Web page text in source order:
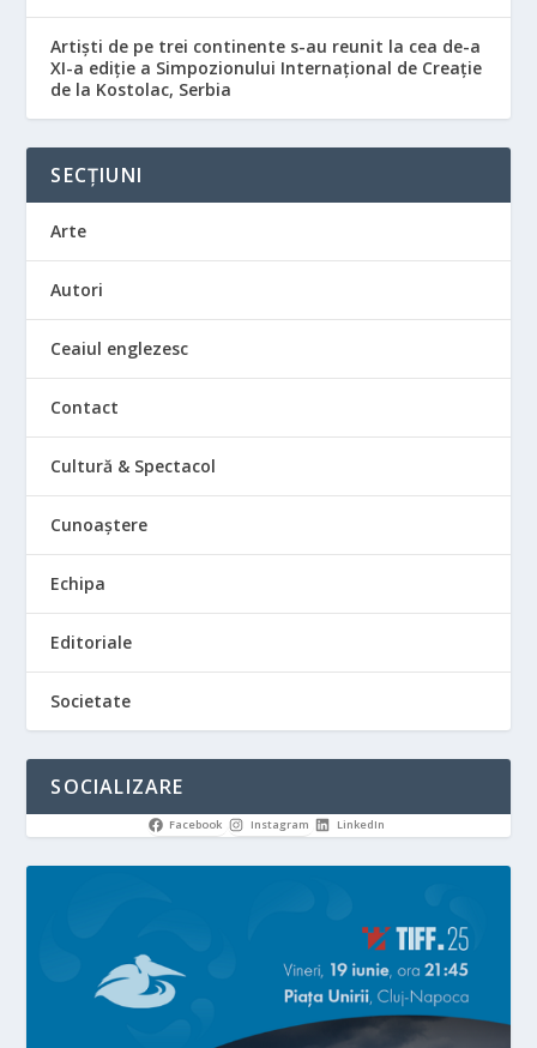
Artiști de pe trei continente s-au reunit la cea de-a
XI-a ediție a Simpozionului Internațional de Creație
de la Kostolac, Serbia
SECȚIUNI
Arte
Autori
Ceaiul englezesc
Contact
Cultură & Spectacol
Cunoaștere
Echipa
Editoriale
Societate
SOCIALIZARE
Facebook Instagram LinkedIn